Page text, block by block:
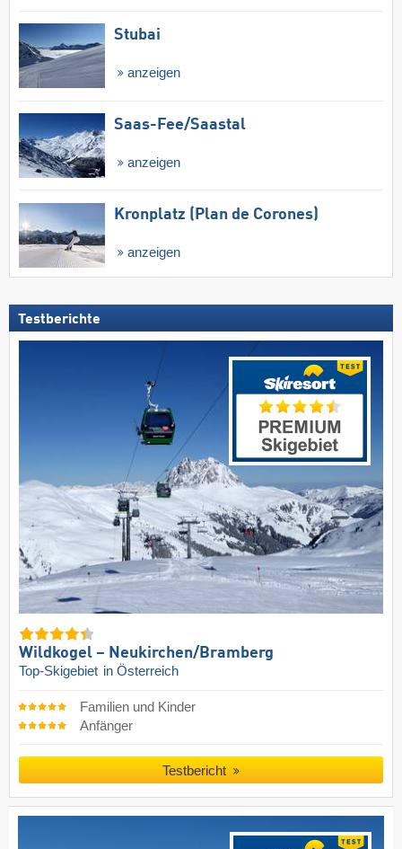
Stubai
anzeigen
Saas-Fee/​Saastal
anzeigen
Kronplatz (Plan de Corones)
anzeigen
Testberichte
Wildkogel – Neukirchen/​Bramberg
Top-Skigebiet in Österreich
Familien und Kinder
Anfänger
Testbericht